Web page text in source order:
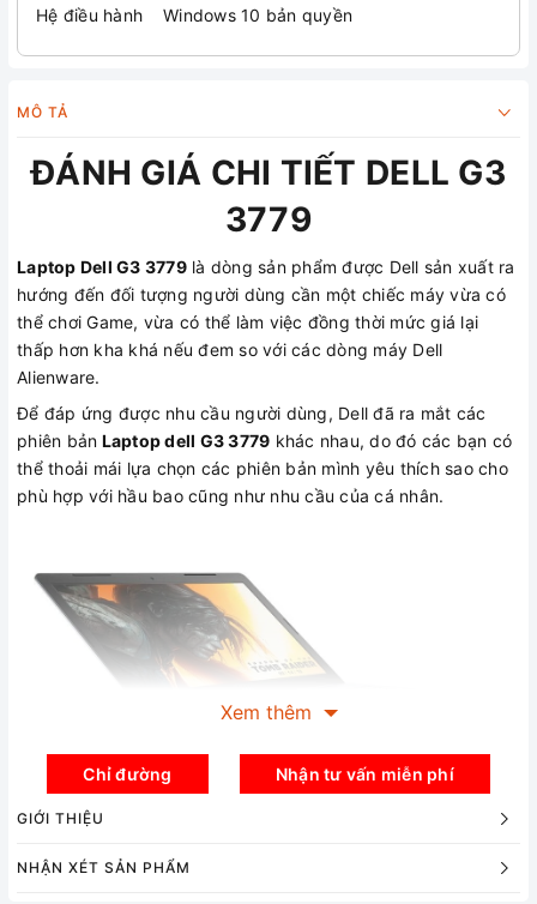
Hệ điều hành Windows 10 bản quyền
MÔ TẢ
ĐÁNH GIÁ CHI TIẾT DELL G3
3779
Laptop Dell G3 3779là dòng sản phẩm được Dell sản xuất ra
hướng đến đối tượng người dùng cần một chiếc máy vừa có
thể chơi Game, vừa có thể làm việc đồng thời mức giá lại
thấp hơn kha khá nếu đem so với các dòng máy Dell
Alienware.
Để đáp ứng được nhu cầu người dùng, Dell đã ra mắt các
phiên bản Laptop dell G3 3779 khác nhau, do đó các bạn có
thể thoải mái lựa chọn các phiên bản mình yêu thích sao cho
phù hợp với hầu bao cũng như nhu cầu của cá nhân.
Đối với Laptop Dell G3 3779, máy vẫn giữ được hơi hướng
trong triết lý thiết kế tổng thể của Dell từ xưa đến nay. Một
chiếc máy thoạt nhìn qua trông có vẻ tối giản, không nổi bật
Xem thêm
Chỉ đường Nhận tư vấn miễn phí
GIỚI THIỆU
NHẬN XÉT SẢN PHẨM